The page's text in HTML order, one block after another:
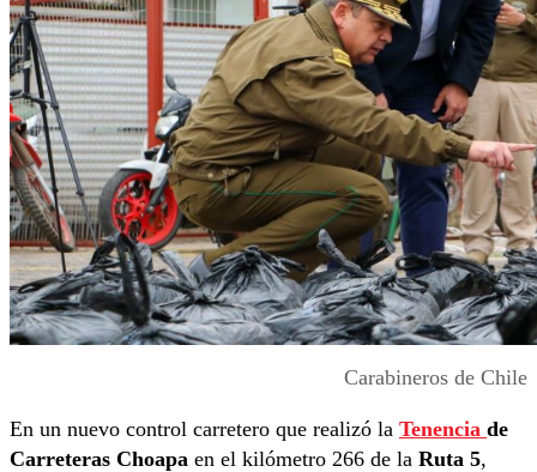
Carabineros de Chile
En un nuevo control carretero que realizó la Tenencia de
Carreteras Choapa en el kilómetro 266 de la Ruta 5,